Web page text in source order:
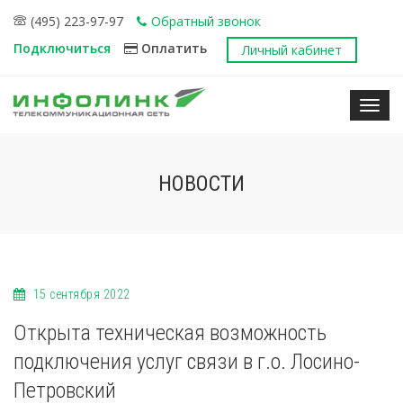
(495) 223-97-97
Обратный звонок
Подключиться
Оплатить Личный кабинет
НОВОСТИ
15 сентября 2022
Открыта техническая возможность
подключения услуг связи в г.о. Лосино-
Петровский